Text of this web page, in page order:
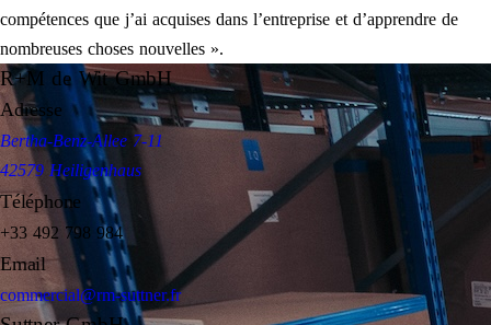
compétences que j’ai acquises dans l’entreprise et d’apprendre de
nombreuses choses nouvelles ».
R+M de Wit GmbH
Adresse
Bertha-Benz-Allee 7-11
42579 Heiligenhaus
Téléphone
+33 492 798 984
Email
commercial@rm-suttner.fr